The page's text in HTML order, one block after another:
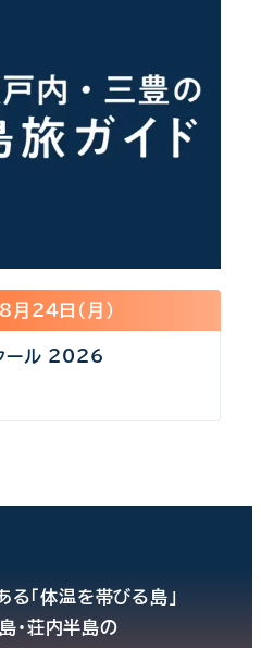
月24日(月)
ール 2026
る「体温を帯びる島」
・荘内半島の